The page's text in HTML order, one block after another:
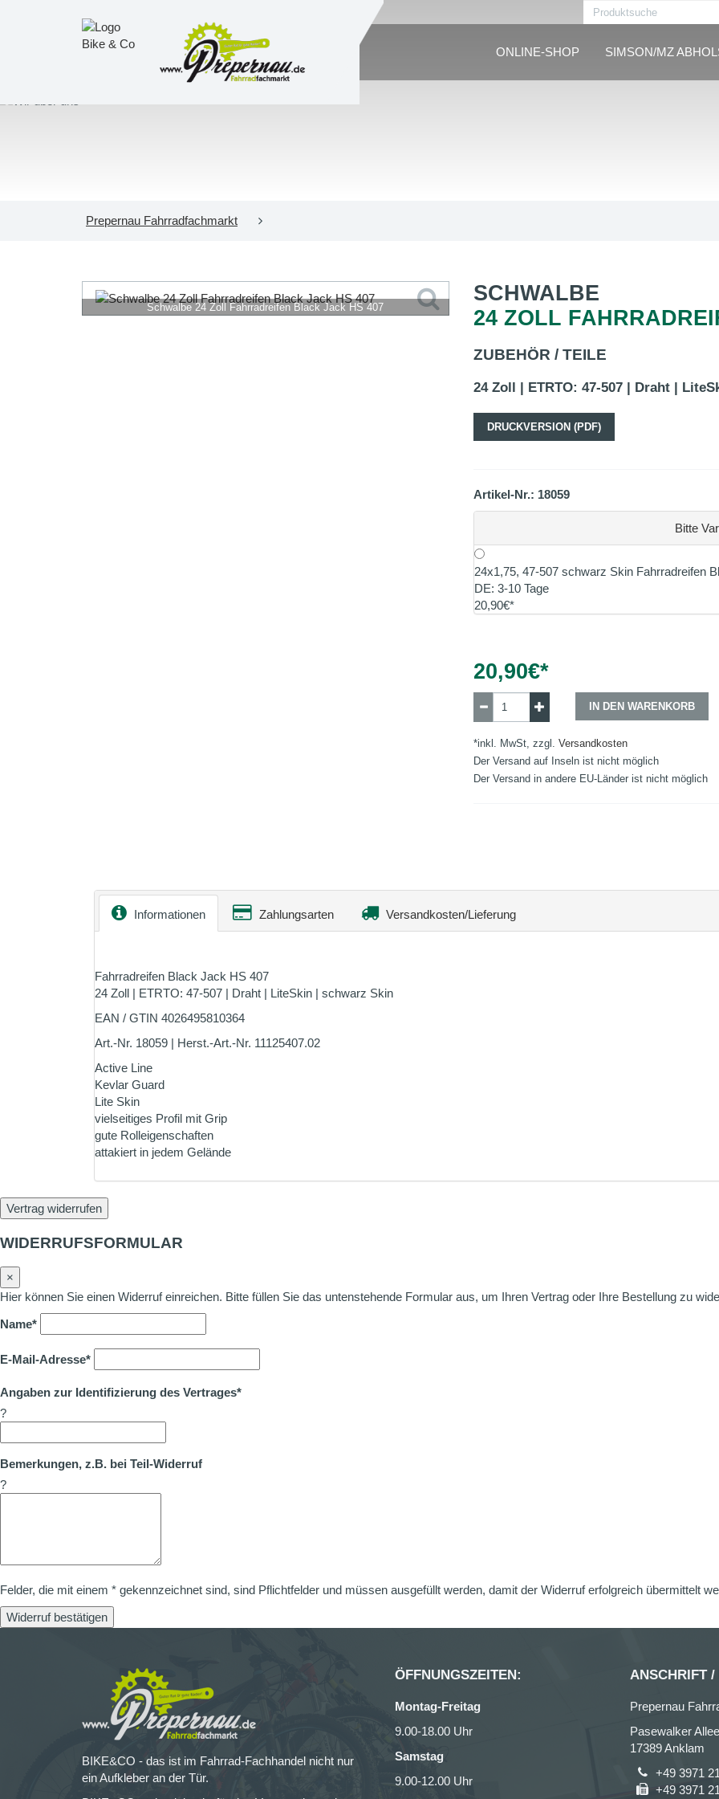
ONLINE-SHOP SIMSON/MZ
Prepernau Fahrradfachmarkt
Schwalbe 24 Zoll Fahrradreifen Black Jack HS 407
SCHWALBE
24 ZOLL
ZUBEHÖR / TEILE
24 Zoll | ETRTO: 47-507 | Draht |
DRUCKVERSION (PDF)
Artikel-Nr.: 18059
Bitte
24x1,75, 47-507 schwarz Skin Fahrradreifen
DE: 3-10 Tage
20,90€*
20,90€*
IN DEN WARENKORB
*inkl. MwSt, zzgl. Versandkosten
Der Versand auf Inseln ist nicht möglich
Der Versand in andere EU-Länder ist nicht möglich
Informationen Zahlungsarten Versandkosten/Lieferung
Fahrradreifen Black Jack HS 407
24 Zoll | ETRTO: 47-507 | Draht | LiteSkin | schwarz Skin
EAN / GTIN 4026495810364
Art.-Nr. 18059 | Herst.-Art.-Nr. 11125407.02
Active Line
Kevlar Guard
Lite Skin
vielseitiges Profil mit Grip
gute Rolleigenschaften
attakiert in jedem Gelände
Vertrag widerrufen
WIDERRUFSFORMULAR
×
Hier können Sie einen Widerruf einreichen. Bitte füllen Sie das untenstehende Formular aus, um Ihren Vertrag oder Ihre Bestellung zu
Name*
E-Mail-Adresse*
Angaben zur Identifizierung des Vertrages*
?
Bemerkungen, z.B. bei Teil-Widerruf
?
Felder, die mit einem * gekennzeichnet sind, sind Pflichtfelder und müssen ausgefüllt werden, damit der Widerruf erfolgreich übermittelt
Widerruf bestätigen
BIKE&CO - das ist im Fahrrad-Fachhandel nicht nur
ein Aufkleber an der Tür.
ÖFFNUNGSZEITEN:
Montag-Freitag
9.00-18.00 Uhr
Samstag
9.00-12.00 Uhr
ANSCHRIFT /
Prepernau
Pasewalker
17389 Anklam
+49 3971
+49 3971